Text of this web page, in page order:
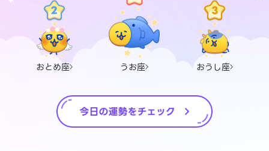
おとめ座 うお座 おうし座